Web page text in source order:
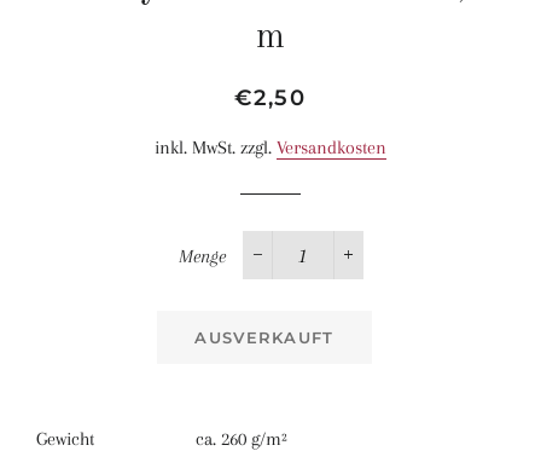
m
Normaler
Sonderpreis
€2,50
inkl. MwSt. zzgl. Versandkosten
Menge
−
+
AUSVERKAUFT
Gewicht ca. 260 g/m²